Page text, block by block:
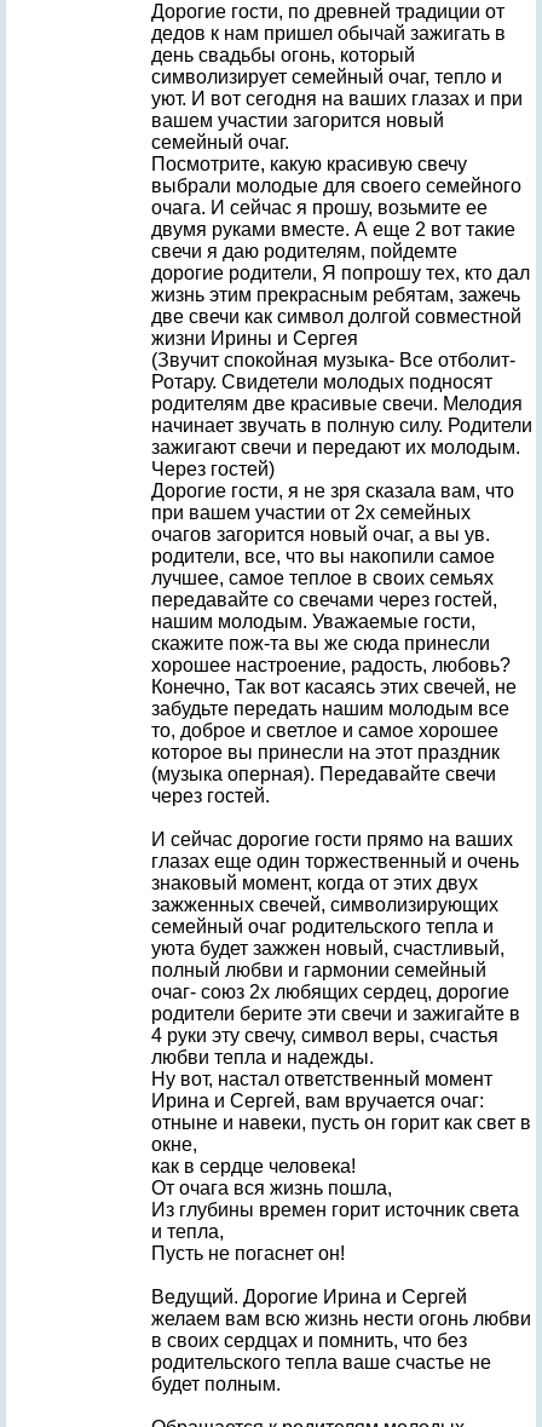
Дорогие гости, по древней традиции от
дедов к нам пришел обычай зажигать в
день свадьбы огонь, который
символизирует семейный очаг, тепло и
уют. И вот сегодня на ваших глазах и при
вашем участии загорится новый
семейный очаг.
Посмотрите, какую красивую свечу
выбрали молодые для своего семейного
очага. И сейчас я прошу, возьмите ее
двумя руками вместе. А еще 2 вот такие
свечи я даю родителям, пойдемте
дорогие родители, Я попрошу тех, кто дал
жизнь этим прекрасным ребятам, зажечь
две свечи как символ долгой совместной
жизни Ирины и Сергея
(Звучит спокойная музыка- Все отболит-
Ротару. Свидетели молодых подносят
родителям две красивые свечи. Мелодия
начинает звучать в полную силу. Родители
зажигают свечи и передают их молодым.
Через гостей)
Дорогие гости, я не зря сказала вам, что
при вашем участии от 2х семейных
очагов загорится новый очаг, а вы ув.
родители, все, что вы накопили самое
лучшее, самое теплое в своих семьях
передавайте со свечами через гостей,
нашим молодым. Уважаемые гости,
скажите пож-та вы же сюда принесли
хорошее настроение, радость, любовь?
Конечно, Так вот касаясь этих свечей, не
забудьте передать нашим молодым все
то, доброе и светлое и самое хорошее
которое вы принесли на этот праздник
(музыка оперная). Передавайте свечи
через гостей.
И сейчас дорогие гости прямо на ваших
глазах еще один торжественный и очень
знаковый момент, когда от этих двух
зажженных свечей, символизирующих
семейный очаг родительского тепла и
уюта будет зажжен новый, счастливый,
полный любви и гармонии семейный
очаг- союз 2х любящих сердец, дорогие
родители берите эти свечи и зажигайте в
4 руки эту свечу, символ веры, счастья
любви тепла и надежды.
Ну вот, настал ответственный момент
Ирина и Сергей, вам вручается очаг:
отныне и навеки, пусть он горит как свет в
окне,
как в сердце человека!
От очага вся жизнь пошла,
Из глубины времен горит источник света
и тепла,
Пусть не погаснет он!
Ведущий. Дорогие Ирина и Сергей
желаем вам всю жизнь нести огонь любви
в своих сердцах и помнить, что без
родительского тепла ваше счастье не
будет полным.